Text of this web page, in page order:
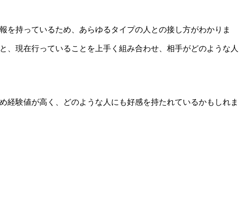
を持っているため、あらゆるタイプの人との接し方がわかりま
、現在行っていることを上手く組み合わせ、相手がどのような人
経験値が高く、どのような人にも好感を持たれているかもしれま